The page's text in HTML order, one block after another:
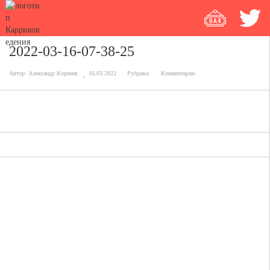
2022-03-16-07-38-25
Автор: Александр Коренев 16.03.2022 Рубрика: Комментарии